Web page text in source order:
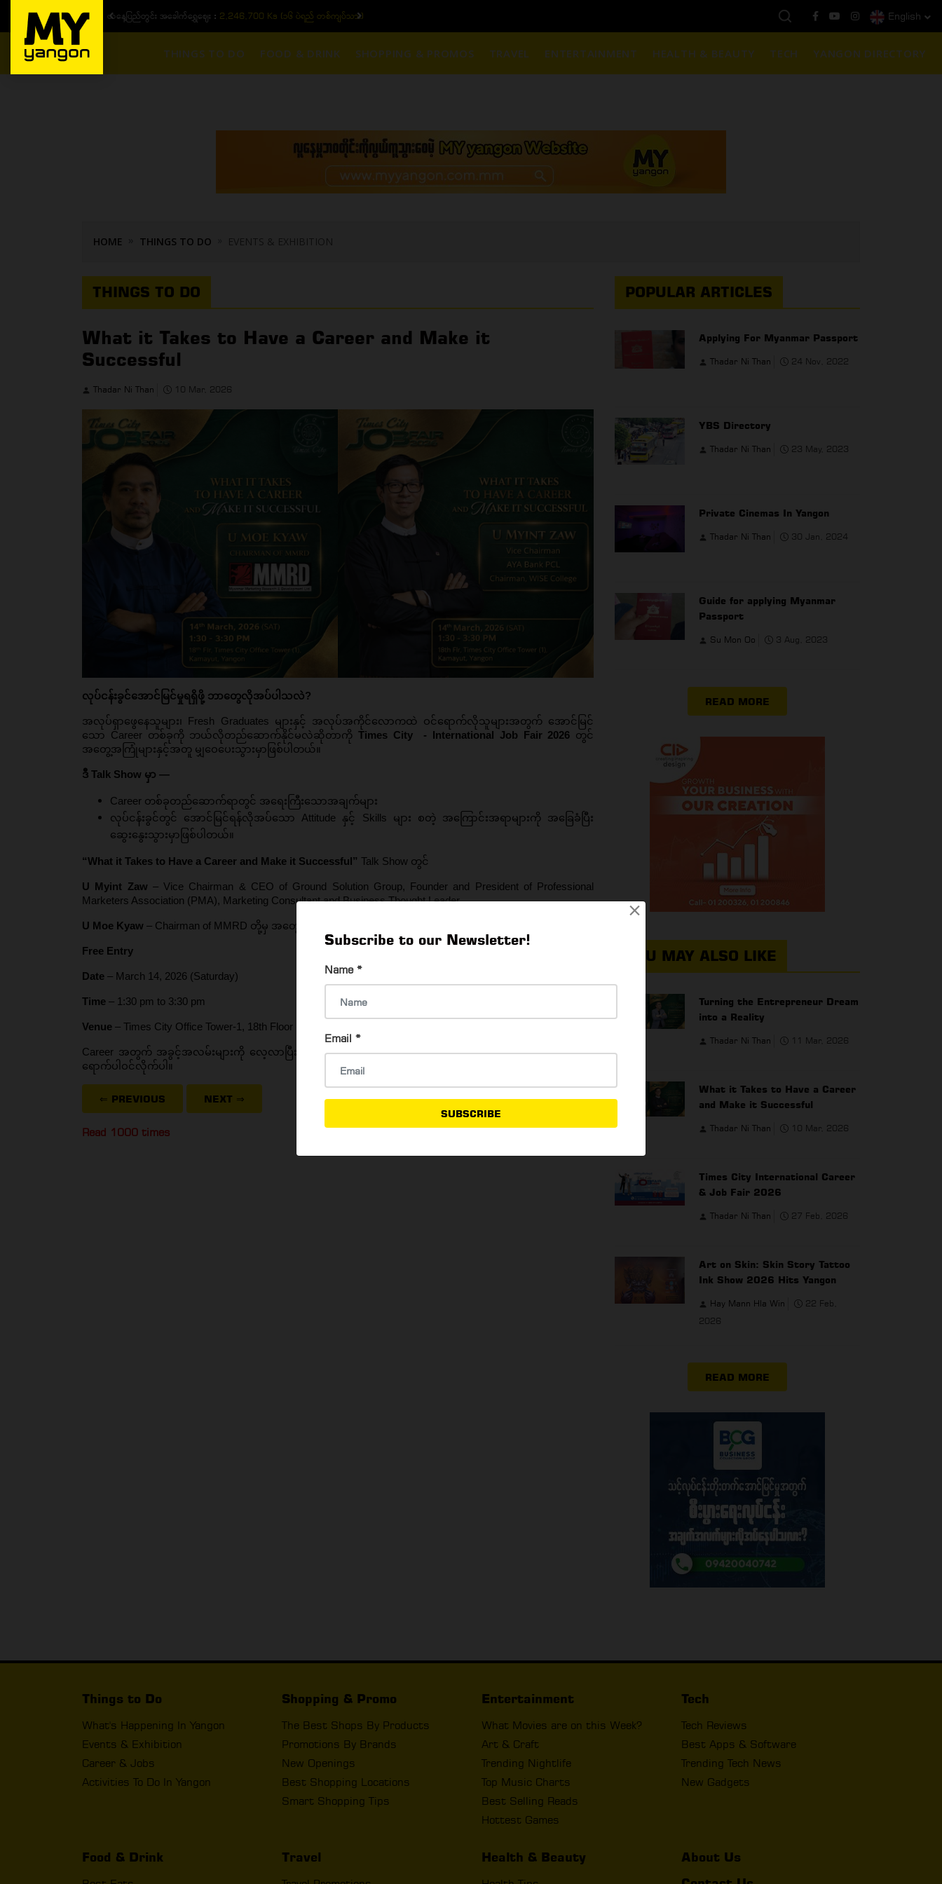
×
Subscribe to our Newsletter!
Name *
Email *
SUBSCRIBE
ယနေ့ပြည်တွင်း ၁၅ ပဲရည်ရွှေဈေး :3,770,000 - ပြင်ပပေါက်စျေး (၁၆ ပဲရည် တစ်ကျပ်သား) $1901 ( တစ်အောင်စလျှင် ) English
THINGS TO DO FOOD & DRINK SHOPPING & PROMOS TRAVEL ENTERTAINMENT HEALTH & BEAUTY TECH YANGON DIRECTORY
HOME THINGS TO DO EVENTS & EXHIBITION
THINGS TO DO
What it Takes to Have a Career and Make it
Successful
Thadar Ni Than 10 Mar, 2026
လုပ်ငန်းခွင်အောင်မြင်မှုရရှိဖို့ ဘာတွေလိုအပ်ပါသလဲ?
အလုပ်ရှာဖွေနေသူများ၊ Fresh Graduates များနှင့် အလုပ်အကိုင်လောကထဲ ဝင်ရောက်လိုသူများအတွက် အောင်မြင်
သော Career တစ်ခုကို ဘယ်လိုတည်ဆောက်နိုင်မလဲဆိုတာကို Times City  - International Job Fair 2026 တွင်
အတွေ့အကြုံများနှင့်အတူ မျှဝေပေးသွားမှာဖြစ်ပါတယ်။
ဒီ Talk Show မှာ —
Career တစ်ခုတည်ဆောက်ရာတွင် အရေးကြီးသောအချက်များ
လုပ်ငန်းခွင်တွင် အောင်မြင်ရန်လိုအပ်သော Attitude နှင့် Skills များ စတဲ့ အကြောင်းအရာများကို အခြေခံပြီး
ဆွေးနွေးသွားမှာဖြစ်ပါတယ်။
“What it Takes to Have a Career and Make it Successful” Talk Show တွင်
U Myint Zaw – Vice Chairman & CEO of Ground Solution Group, Founder and President of Professional
Marketers Association (PMA), Marketing Consultant and Business Thought Leader
U Moe Kyaw – Chairman of MMRD တို့မှ အတွေ့အကြုံများနှင့်အတူ မျှဝေပြောကြားပေးသွားမှာဖြစ်ပါတယ်။
Free Entry
Date – March 14, 2026 (Saturday)
Time – 1:30 pm to 3:30 pm
Venue – Times City Office Tower-1, 18th Floor (Convention Center), Times City Complex, Yangon
Career အတွက် အခွင့်အလမ်းများကို လေ့လာပြီး အတွေ့အကြုံများ ရယူနိုင်မည့် ဒီအစီအစဉ်ကို လက်လွတ်မခံဘဲ လာ
ရောက်ပါဝင်လိုက်ပါ။
⇐ PREVIOUS NEXT ⇒
Read 1000 times
POPULAR ARTICLES
Applying For Myanmar Passport
Thadar Ni Than 24 Nov, 2022
YBS Directory
Thadar Ni Than 23 May, 2023
Private Cinemas In Yangon
Thadar Ni Than 30 Jan, 2024
Guide for applying Myanmar
Passport
Su Mon Oo 3 Aug, 2023
READ MORE
YOU MAY ALSO LIKE
Turning the Entrepreneur Dream
into a Reality
Thadar Ni Than 11 Mar, 2026
What it Takes to Have a Career
and Make it Successful
Thadar Ni Than 10 Mar, 2026
Times City International Career
& Job Fair 2026
Thadar Ni Than 27 Feb, 2026
Art on Skin: Skin Story Tattoo
Ink Show 2026 Hits Yangon
Hay Mann Hla Win
22 Feb,
2026
READ MORE
Things to Do
What's Happening In Yangon
Events & Exhibition
Career & Jobs
Activities To Do In Yangon
Shopping & Promo
The Best Shops By Products
Promotions By Brands
New Openings
Best Shopping Locations
Smart Shopping Tips
Entertainment
What Movies are on this Week?
Art & Craft
Trending Nightlife
Top Music Charts
Best Selling Reads
Hottest Games
Tech
Tech Reviews
Best Apps & Software
Trending Tech News
New Gadgets
Food & Drink Travel Health & Beauty
About Us